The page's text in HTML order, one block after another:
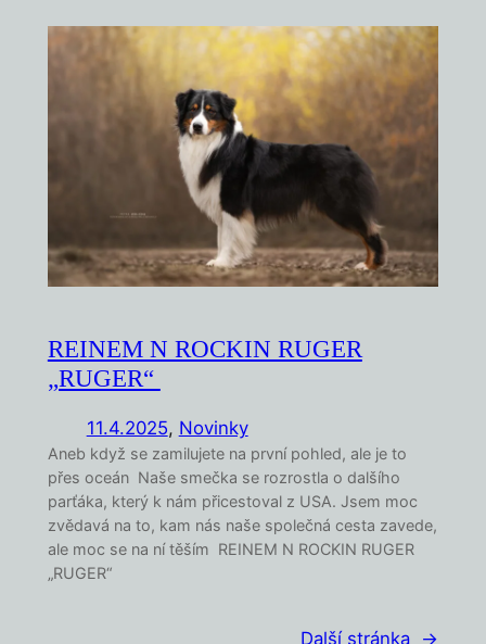
REINEM N ROCKIN RUGER
„RUGER“
11.4.2025, Novinky
Aneb když se zamilujete na první pohled, ale je to
přes oceán Naše smečka se rozrostla o dalšího
parťáka, který k nám přicestoval z USA. Jsem moc
zvědavá na to, kam nás naše společná cesta zavede,
ale moc se na ní těším REINEM N ROCKIN RUGER
„RUGER“
Další stránka →